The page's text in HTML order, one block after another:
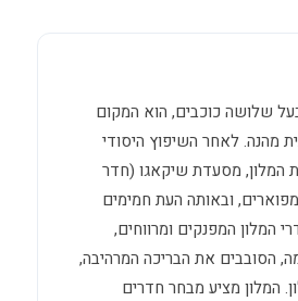
שלושה כוכבים, הוא המקום
לאחר השיפוץ היסודי
בשנת 2013, חזית המלון, מסעדת שיקאגו (חדר
ובאותה העת חמימים
מאי פעם. 150 חדרי המלון המפנקים ומרווחים,
הסובבים את הבריכה המרהיבה,
המלון מציע מבחר חדרים